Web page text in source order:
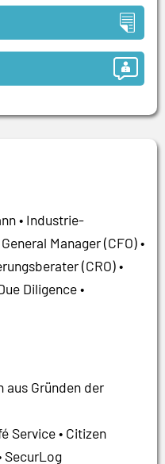
• Industrie-
Manager (CFO) •
(CRO) •
Diligence •
aus Gründen der
Service • Citizen
SecurLog